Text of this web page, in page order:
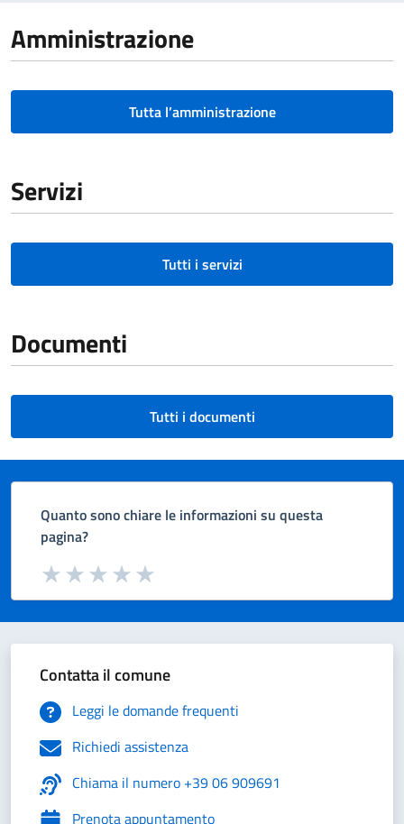
Amministrazione
Tutta l’amministrazione
Servizi
Tutti i servizi
Documenti
Tutti i documenti
Quanto sono chiare le informazioni su questa
pagina?
Valuta da 1 a 5 stelle la pagina
Valuta 5 stelle su 5
Valuta 4 stelle su 5
Valuta 3 stelle su 5
Valuta 2 stelle su 5
Valuta 1 stelle su 5
Contatta il comune
Leggi le domande frequenti
Richiedi assistenza
Chiama il numero +39 06 909691
Prenota appuntamento